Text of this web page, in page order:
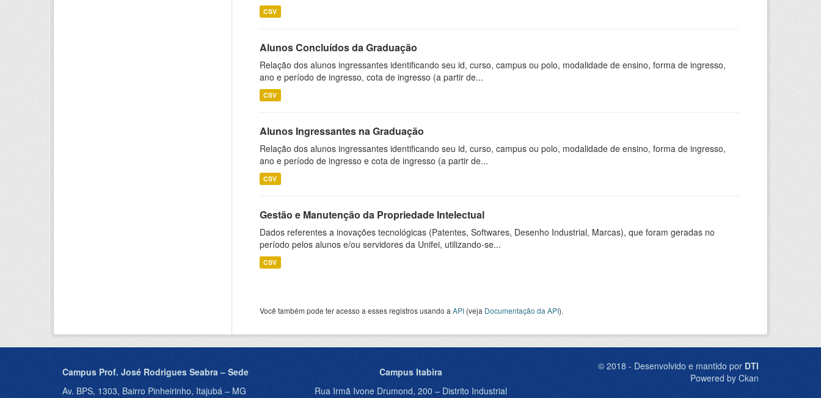
CSV
Alunos Concluídos da Graduação
Relação dos alunos ingressantes identificando seu id, curso, campus ou polo, modalidade de ensino, forma de ingresso,
ano e período de ingresso, cota de ingresso (a partir de...
CSV
Alunos Ingressantes na Graduação
Relação dos alunos ingressantes identificando seu id, curso, campus ou polo, modalidade de ensino, forma de ingresso,
ano e período de ingresso e cota de ingresso (a partir de...
CSV
Gestão e Manutenção da Propriedade Intelectual
Dados referentes a inovações tecnológicas (Patentes, Softwares, Desenho Industrial, Marcas), que foram geradas no
período pelos alunos e/ou servidores da Unifei, utilizando-se...
CSV
Você também pode ter acesso a esses registros usando a API (veja Documentação da API).
Campus Prof. José Rodrigues Seabra – Sede
Av. BPS, 1303, Bairro Pinheirinho, Itajubá – MG
Campus Itabira
Rua Irmã Ivone Drumond, 200 – Distrito Industrial
© 2018 - Desenvolvido e mantido por DTI
Powered by Ckan